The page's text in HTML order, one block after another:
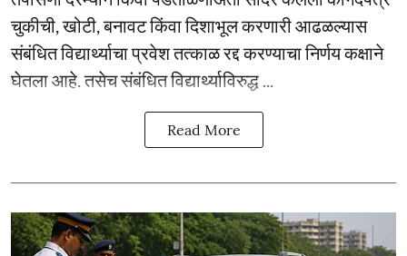
चुकीची, खोटी, बनावट किंवा दिशाभूल करणारी आढळल्यास
संबंधित विद्यार्थ्याचा प्रवेश तत्काळ रद्द करण्याचा निर्णय कक्षाने
घेतला आहे. तसेच संबंधित विद्यार्थ्याविरुद्ध ...
Read More